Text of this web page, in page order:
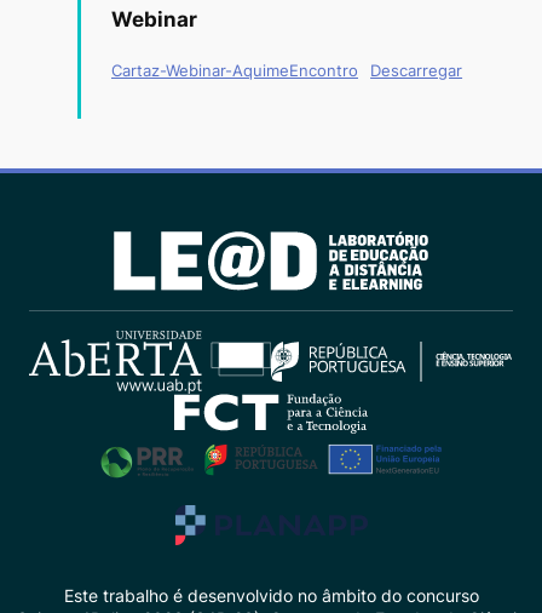
Webinar
Cartaz-Webinar-AquimeEncontro Descarregar
Este trabalho é desenvolvido no âmbito do concurso